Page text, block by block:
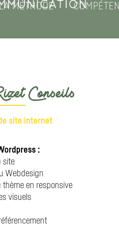
MÉTHODE
Conseils
site internet
:
site
Webdesign
thème en responsive
visuels